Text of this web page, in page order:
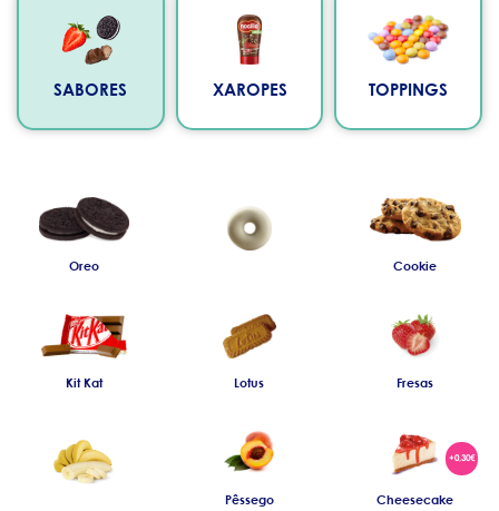
SABORES XAROPES TOPPINGS
Oreo Cookie
Kit Kat Lotus Fresas
Pêssego Cheesecake